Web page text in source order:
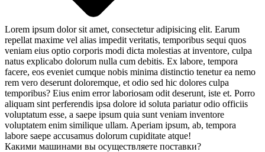
Lorem ipsum dolor sit amet, consectetur adipisicing elit. Earum
repellat maxime vel alias impedit veritatis, temporibus sequi quos
veniam eius optio corporis modi dicta molestias at inventore, culpa
natus explicabo dolorum nulla cum debitis. Ex labore, tempora
facere, eos eveniet cumque nobis minima distinctio tenetur ea nemo
rem vero deserunt doloremque, et odio sed hic dolores culpa
temporibus? Eius enim error laboriosam odit deserunt, iste et. Porro
aliquam sint perferendis ipsa dolore id soluta pariatur odio officiis
voluptatum esse, a saepe ipsum quia sunt veniam inventore
voluptatem enim similique ullam. Aperiam ipsum, ab, tempora
labore saepe accusamus dolorum cupiditate atque!
Какими машинами вы осуществляете поставки?